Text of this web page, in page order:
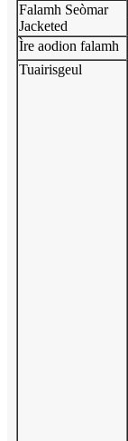
Falamh Seòmar
Jacketed
Ìre aodion falamh
Tuairisgeul